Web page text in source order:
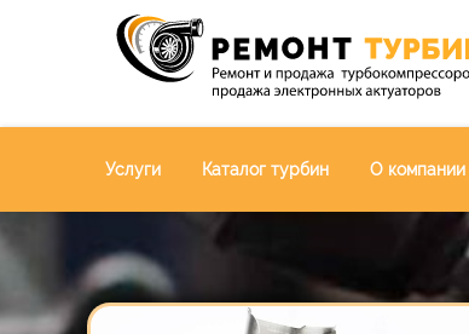
Услуги Каталог турбин О компании